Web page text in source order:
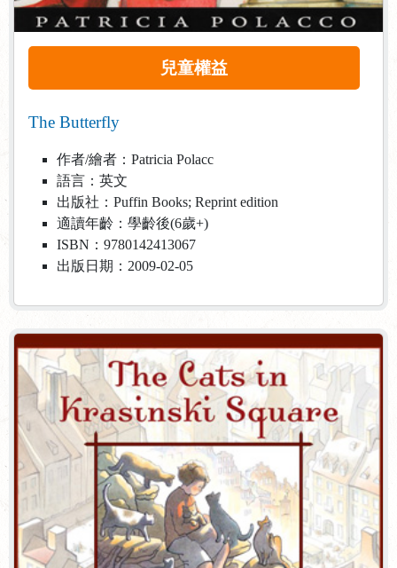
兒童權益
The Butterfly
作者/繪者：Patricia Polacc
語言：英文
出版社：Puffin Books; Reprint edition
適讀年齡：學齡後(6歲+)
ISBN：9780142413067
出版日期：2009-02-05